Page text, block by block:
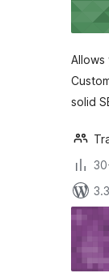
Allows
solid